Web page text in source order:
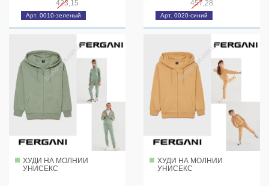
Арт. 0010-зеленый
423,15
Арт. 0020-синий
457,28
ХУДИ НА МОЛНИИ
УНИСЕКС
ХУДИ НА МОЛНИИ
УНИСЕКС